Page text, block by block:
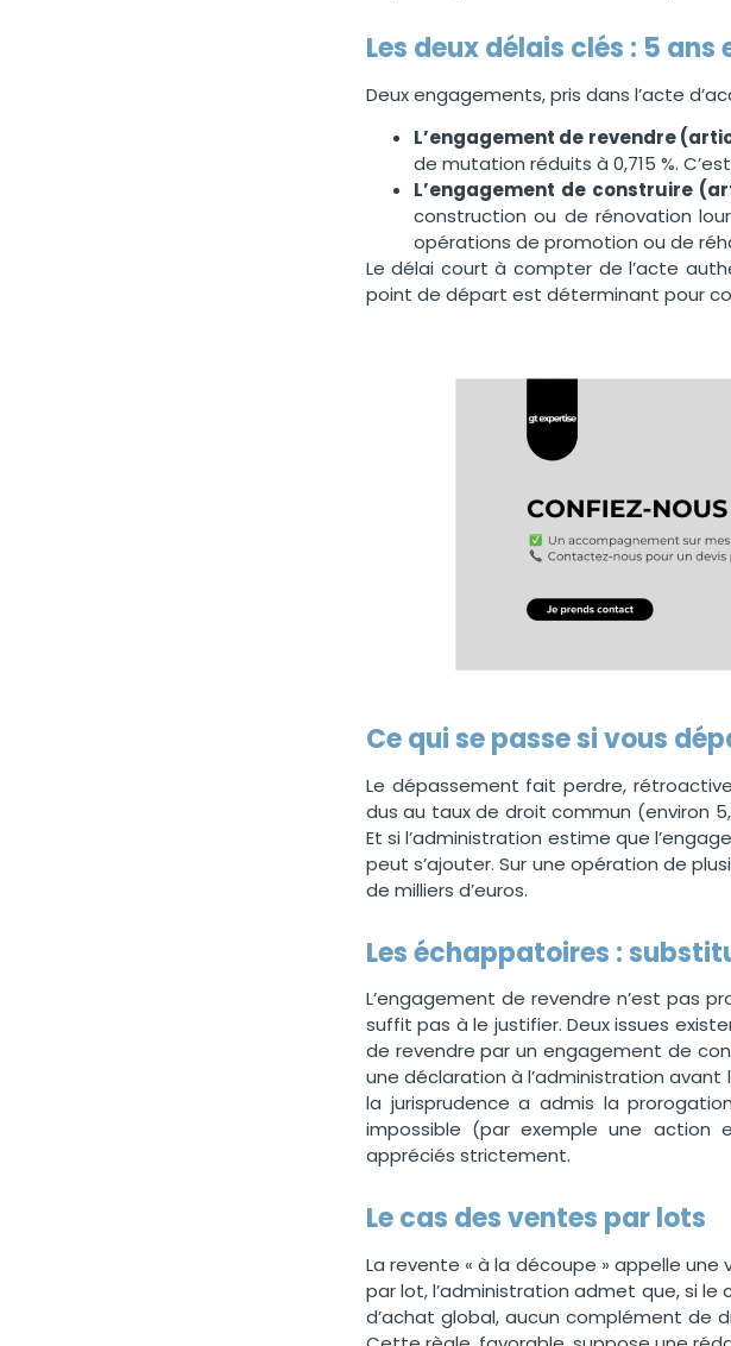
Les deux délais clés : 5 ans
Deux engagements, pris dans l’acte
L’engagement de revendre
de mutation réduits à 0,715 %.
L’engagement de construire
construction ou de rénovation
opérations de promotion ou de
Le délai court à compter de l’acte
point de départ est déterminant pour
Ce qui se passe si vous
Le dépassement fait perdre,
dus au taux de droit commun (environ
Et si l’administration estime que
peut s’ajouter. Sur une opération de
de milliers d’euros.
Les échappatoires :
L’engagement de revendre n’est pas
suffit pas à le justifier. Deux issues
de revendre par un engagement de
une déclaration à l’administration
la jurisprudence a admis la
impossible (par exemple une action
appréciés strictement.
Le cas des ventes par lots
La revente « à la découpe » appelle une
par lot, l’administration admet que, si
d’achat global, aucun complément de